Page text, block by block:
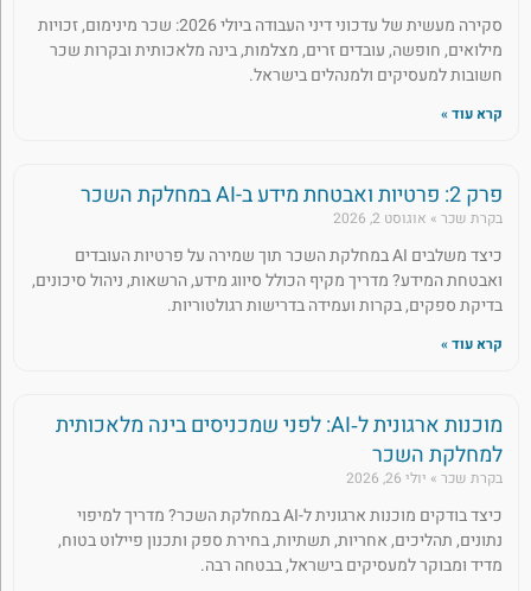
סקירה מעשית של עדכוני דיני העבודה ביולי 2026: שכר מינימום, זכויות
מילואים, חופשה, עובדים זרים, מצלמות, בינה מלאכותית ובקרות שכר
חשובות למעסיקים ולמנהלים בישראל.
קרא עוד »
פרק 2: פרטיות ואבטחת מידע ב-AI במחלקת השכר
בקרת שכר אוגוסט 2, 2026
כיצד משלבים AI במחלקת השכר תוך שמירה על פרטיות העובדים
ואבטחת המידע? מדריך מקיף הכולל סיווג מידע, הרשאות, ניהול סיכונים,
בדיקת ספקים, בקרות ועמידה בדרישות רגולטוריות.
קרא עוד »
מוכנות ארגונית ל‑AI: לפני שמכניסים בינה מלאכותית
למחלקת השכר
בקרת שכר יולי 26, 2026
כיצד בודקים מוכנות ארגונית ל-AI במחלקת השכר? מדריך למיפוי
נתונים, תהליכים, אחריות, תשתיות, בחירת ספק ותכנון פיילוט בטוח,
מדיד ומבוקר למעסיקים בישראל, בבטחה רבה.